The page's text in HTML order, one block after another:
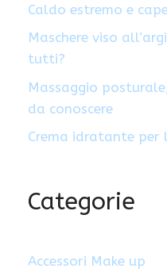
Caldo estremo e
Maschere viso
tutti?
Massaggio
da conoscere
Crema idratante per
Categorie
Accessori Make up